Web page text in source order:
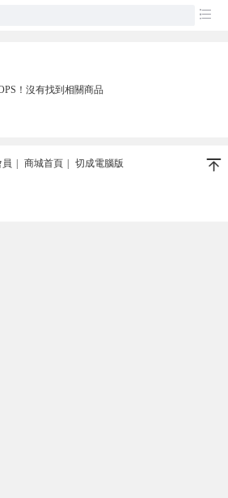
󰂦
！沒有找到相關商品
員 商城首頁 切成電腦版 󰄬